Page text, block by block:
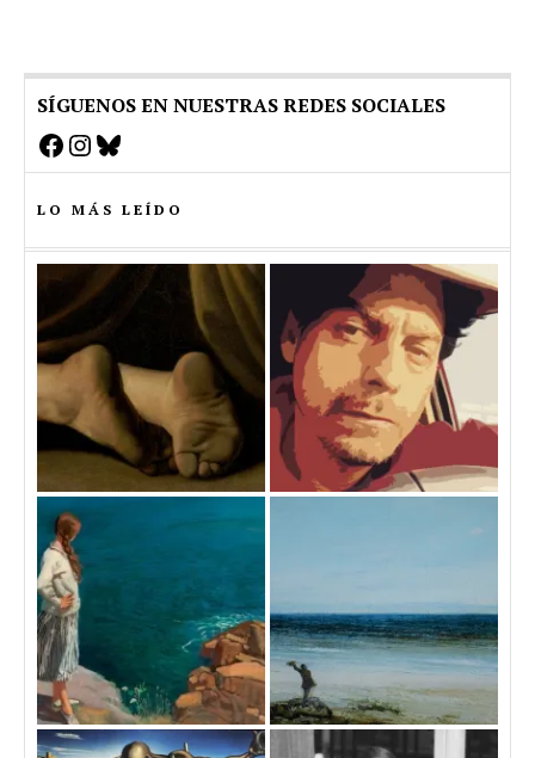
SÍGUENOS EN NUESTRAS REDES SOCIALES
Facebook
Instagram
Bluesky
LO MÁS LEÍDO